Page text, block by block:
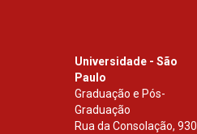
Universidade - São
Paulo
Graduação e Pós-
Graduação
Rua da Consolação, 930